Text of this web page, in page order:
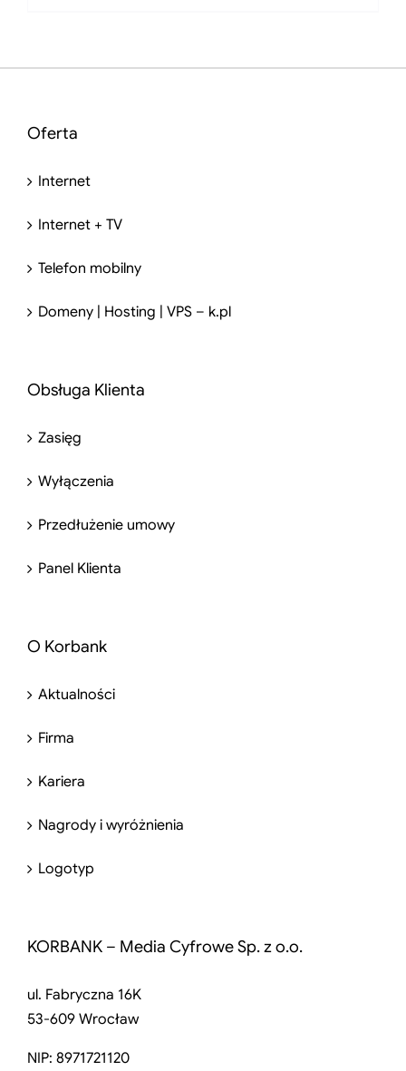
Oferta
Internet
Internet + TV
Telefon mobilny
Domeny | Hosting | VPS – k.pl
Obsługa Klienta
Zasięg
Wyłączenia
Przedłużenie umowy
Panel Klienta
O Korbank
Aktualności
Firma
Kariera
Nagrody i wyróżnienia
Logotyp
KORBANK – Media Cyfrowe Sp. z o.o.
ul. Fabryczna 16K
53-609 Wrocław
NIP: 8971721120